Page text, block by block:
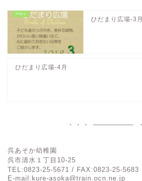
ひだまり広場-3月
ひだまり広場-4月
呉あそか幼稚園
呉市清水１丁目 10-25
TEL:0823-25-5671 / FAX:0823-25-5683
E-mail:kure-asoka@train.ocn.ne.jp